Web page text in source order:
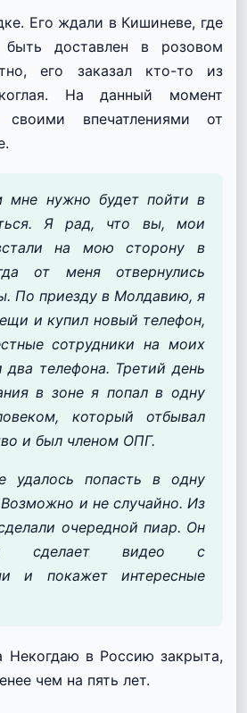
Его ждали в Кишиневе, где
доставлен в розовом
его заказал кто-то из
На данный момент
своими впечатлениями от
мне нужно будет пойти в
Я рад, что вы, мои
на мою сторону в
от меня отвернулись
По приезду в Молдавию, я
и купил новый телефон,
сотрудники на моих
два телефона. Третий день
в зоне я попал в одну
который отбывал
и был членом ОПГ.
попасть в одну
Возможно и не случайно. Из
очередной пиар. Он
сделает видео с
и покажет интересные
Некогдаю в Россию закрыта,
чем на пять лет.